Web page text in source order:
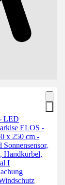
LED
ELOS -
x 250 cm -
Handkurbel,
I